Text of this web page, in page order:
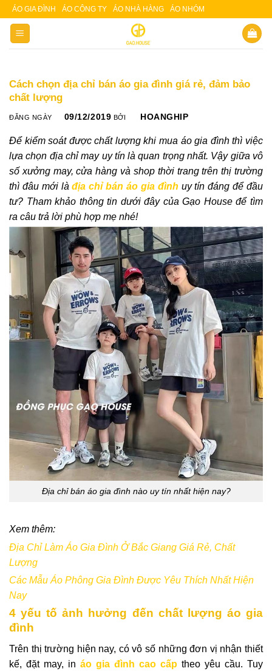
Skip
content
ÁO GIA ĐÌNH ÁO CÔNG TY ÁO NHÀ HÀNG ÁO NHÓM
Cách chọn địa chỉ bán áo gia đình giá rẻ, đảm bảo
chất lượng
ĐĂNG NGÀY 09/12/2019 BỞI HOANGHIP
Để kiểm soát được chất lượng khi mua áo gia đình thì việc
lựa chọn địa chỉ may uy tín là quan trọng nhất. Vậy giữa vô
số xưởng may, cửa hàng và shop thời trang trên thị trường
thì đâu mới làđịa chỉ bán áo gia đình uy tín đáng để đầu
tư? Tham khảo thông tin dưới đây của Gạo House để tìm
ra câu trả lời phù hợp mẹ nhé!
Địa chỉ bán áo gia đình nào uy tín nhất hiện nay?
Xem thêm:
Địa Chỉ Làm Áo Gia Đình Ở Bắc Giang Giá Rẻ, Chất
Lượng
Các Mẫu Áo Phông Gia Đình Được Yêu Thích Nhất Hiện
Nay
4 yếu tố ảnh hưởng đến chất lượng áo gia
đình
Trên thị trường hiện nay, có vô số những đơn vị nhận thiết
kế, đặt may, in áo gia đình cao cấp theo yêu cầu. Tuy